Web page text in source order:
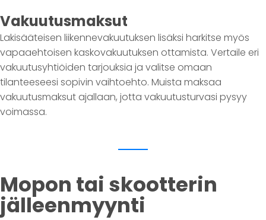
Vakuutusmaksut
Lakisääteisen liikennevakuutuksen lisäksi harkitse myös
vapaaehtoisen kaskovakuutuksen ottamista. Vertaile eri
vakuutusyhtiöiden tarjouksia ja valitse omaan
tilanteeseesi sopivin vaihtoehto. Muista maksaa
vakuutusmaksut ajallaan, jotta vakuutusturvasi pysyy
voimassa.
Mopon tai skootterin
jälleenmyynti